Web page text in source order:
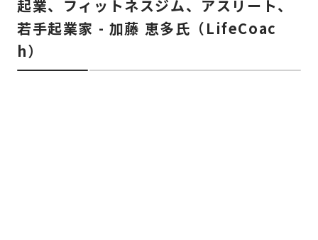
起業、フィットネスジム、アスリート、
若手起業家 - 加藤 恵多氏（LifeCoac
h）